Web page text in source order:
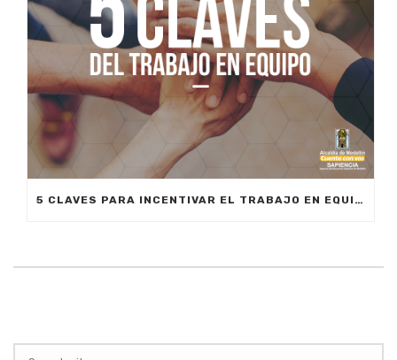
5 CLAVES PARA INCENTIVAR EL TRABAJO EN EQUIPO